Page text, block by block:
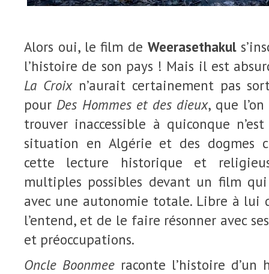
Alors oui, le film de Weerasethakul
l’histoire de son pays ! Mais il est
La Croixn’aurait certainement pas
pour Des Hommes et des dieux, que
trouver inaccessible à quiconque
situation en Algérie et des dogmes
cette lecture historique et
multiples possibles devant un film
avec une autonomie totale. Libre à lui
l’entend, et de le faire résonner avec
et préoccupations.
Oncle Boonmee raconte l’histoire